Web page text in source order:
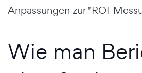
Anpassungen zur "ROI-
Wie man